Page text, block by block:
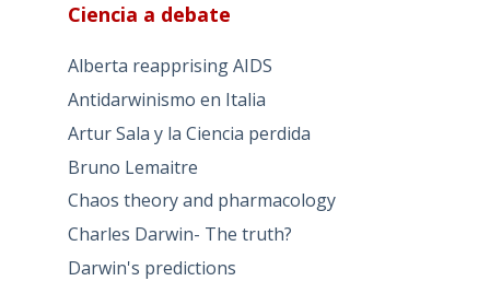
Ciencia a debate
Alberta reapprising AIDS
Antidarwinismo en Italia
Artur Sala y la Ciencia perdida
Bruno Lemaitre
Chaos theory and pharmacology
Charles Darwin- The truth?
Darwin's predictions